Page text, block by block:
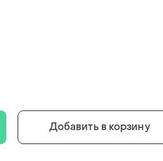
Добавить в корзину